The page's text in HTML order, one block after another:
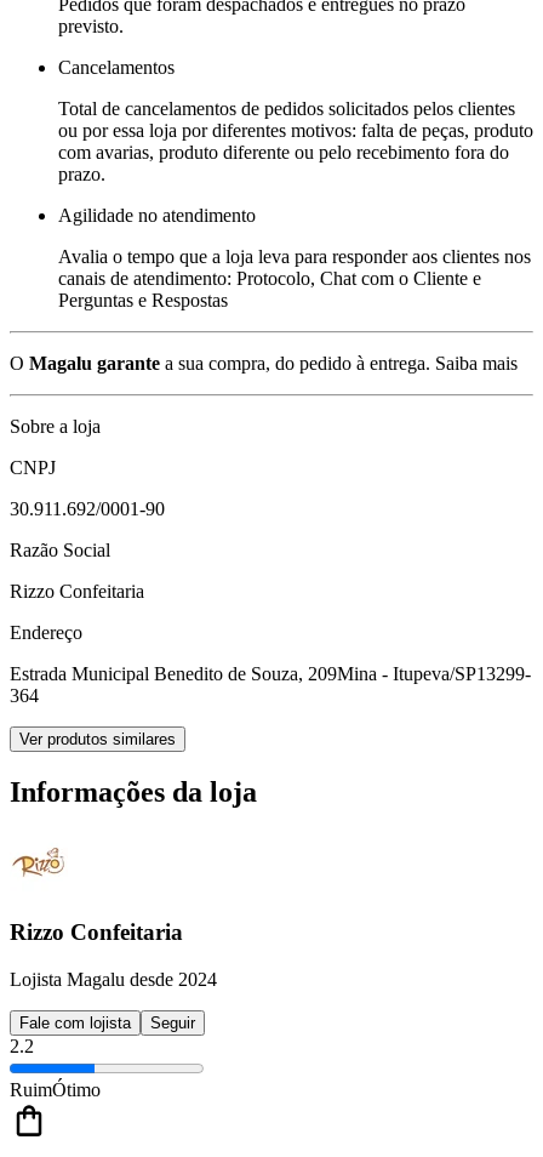
Pedidos que foram despachados e entregues no prazo
previsto.
Cancelamentos
Total de cancelamentos de pedidos solicitados pelos clientes
ou por essa loja por diferentes motivos: falta de peças, produto
com avarias, produto diferente ou pelo recebimento fora do
prazo.
Agilidade no atendimento
Avalia o tempo que a loja leva para responder aos clientes nos
canais de atendimento: Protocolo, Chat com o Cliente e
Perguntas e Respostas
O Magalu garante a sua compra, do pedido à entrega. Saiba mais
Sobre a loja
CNPJ
30.911.692/0001-90
Razão Social
Rizzo Confeitaria
Endereço
Estrada Municipal Benedito de Souza, 209Mina - Itupeva/SP13299-
364
Ver produtos similares
Informações da loja
Rizzo Confeitaria
Lojista Magalu desde 2024
Fale com lojista Seguir
2.2
RuimÓtimo